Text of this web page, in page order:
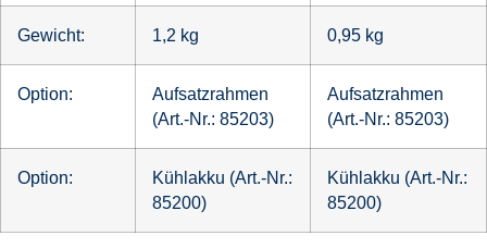
Gewicht: 1,2 kg 0,95 kg
Option:
Aufsatzrahmen
(Art.-Nr.: 85203)
Aufsatzrahmen
(Art.-Nr.: 85203)
Option:
Kühlakku (Art.-Nr.:
85200)
Kühlakku (Art.-Nr.:
85200)